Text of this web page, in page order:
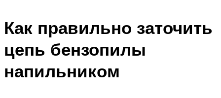
Как правильно заточить
цепь бензопилы
напильником